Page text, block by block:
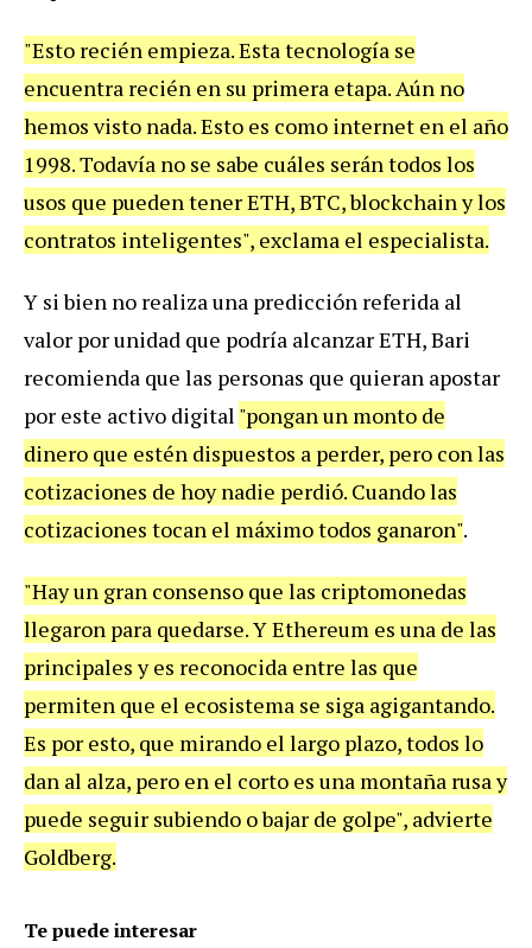
"Esto recién empieza. Esta tecnología se
encuentra recién en su primera etapa. Aún no
hemos visto nada. Esto es como internet en el año
1998. Todavía no se sabe cuáles serán todos los
usos que pueden tener ETH, BTC, blockchain y los
contratos inteligentes", exclama el especialista.
Y si bien no realiza una predicción referida al
valor por unidad que podría alcanzar ETH, Bari
recomienda que las personas que quieran apostar
por este activo digital "pongan un monto de
dinero que estén dispuestos a perder, pero con las
cotizaciones de hoy nadie perdió. Cuando las
cotizaciones tocan el máximo todos ganaron".
"Hay un gran consenso que las criptomonedas
llegaron para quedarse. Y Ethereum es una de las
principales y es reconocida entre las que
permiten que el ecosistema se siga agigantando.
Es por esto, que mirando el largo plazo, todos lo
dan al alza, pero en el corto es una montaña rusa y
puede seguir subiendo o bajar de golpe", advierte
Goldberg.
Te puede interesar